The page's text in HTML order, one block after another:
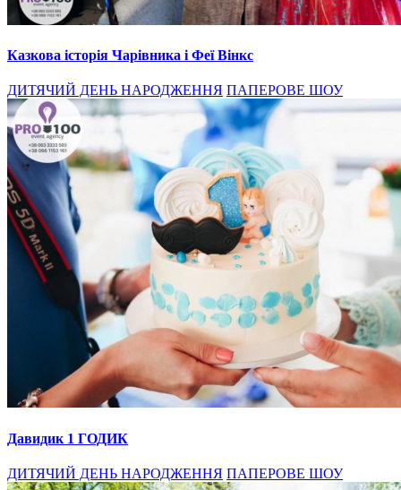
Казкова історія Чарівника і Феї Вінкс
ДИТЯЧИЙ ДЕНЬ НАРОДЖЕННЯ ПАПЕРОВЕ ШОУ
Давидик 1 ГОДИК
ДИТЯЧИЙ ДЕНЬ НАРОДЖЕННЯ ПАПЕРОВЕ ШОУ